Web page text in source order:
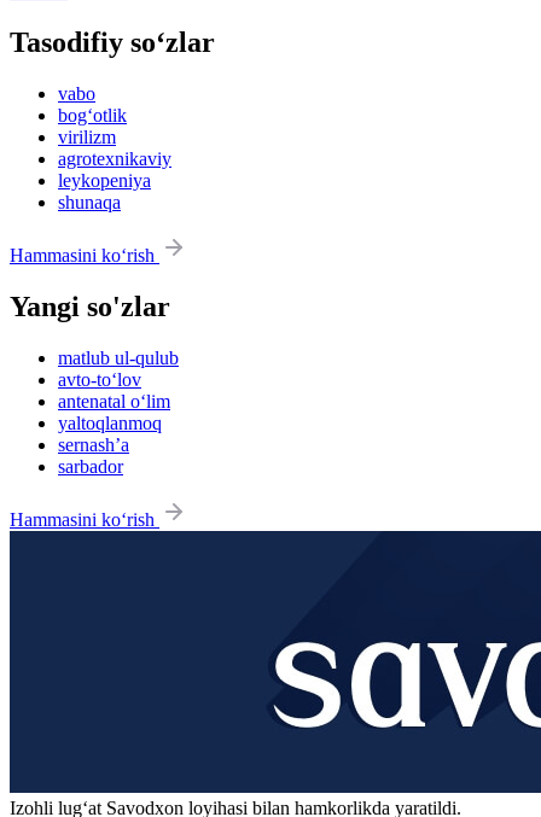
Tasodifiy so‘zlar
vabo
bog‘otlik
virilizm
agrotexnikaviy
leykopeniya
shunaqa
Hammasini ko‘rish
Yangi so'zlar
matlub ul-qulub
avto-to‘lov
antenatal o‘lim
yaltoqlanmoq
sernash’a
sarbador
Hammasini ko‘rish
Izohli lugʻat Savodxon loyihasi bilan hamkorlikda yaratildi.